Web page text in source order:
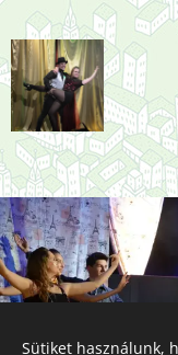
Sütiket használunk,